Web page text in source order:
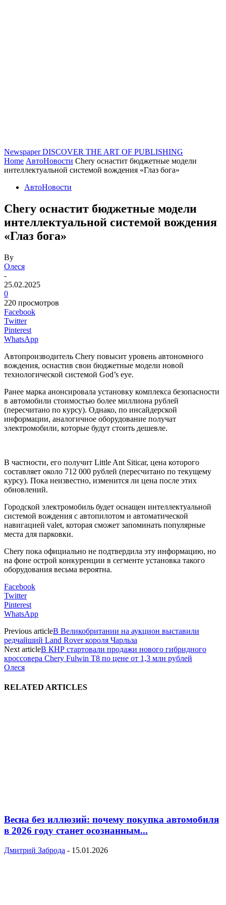
Newspaper DISCOVER THE ART OF PUBLISHING
Home АвтоНовости Chery оснастит бюджетные модели
интеллектуальной системой вождения «Глаз бога»
АвтоНовости
Chery оснастит бюджетные модели
интеллектуальной системой вождения
«Глаз бога»
By
Олеся
-
25.02.2025
0
220 просмотров
Facebook
Twitter
Pinterest
WhatsApp
Автопроизводитель Chery повысит уровень автономного
вождения, оснастив свои бюджетные модели новой
технологической системой God’s eye.
Ранее марка анонсировала установку комплекса безопасности
в автомобили стоимостью более миллиона рублей
(пересчитано по курсу). Однако, по инсайдерской
информации, аналогичное оборудование получат
электромобили, которые будут стоить дешевле.
В частности, его получит Little Ant Siticar, цена которого
составляет около 712 000 рублей (пересчитано по текущему
курсу). Пока неизвестно, изменится ли цена после этих
обновлений.
Городской электромобиль будет оснащен интеллектуальной
системой вождения с автопилотом и автоматической
навигацией valet, которая сможет запоминать популярные
места для парковки.
Chery пока официально не подтвердила эту информацию, но
на фоне острой конкуренции в сегменте установка такого
оборудования весьма вероятна.
Facebook
Twitter
Pinterest
WhatsApp
Previous articleВ Великобритании на аукцион выставили
редчайший Land Rover короля Чарльза
Next articleВ КНР стартовали продажи нового гибридного
кроссовера Chery Fulwin T8 по цене от 1,3 млн рублей
Олеся
RELATED ARTICLES
Весна без иллюзий: почему покупка автомобиля
в 2026 году станет осознанным...
Дмитрий Заброда - 15.01.2026